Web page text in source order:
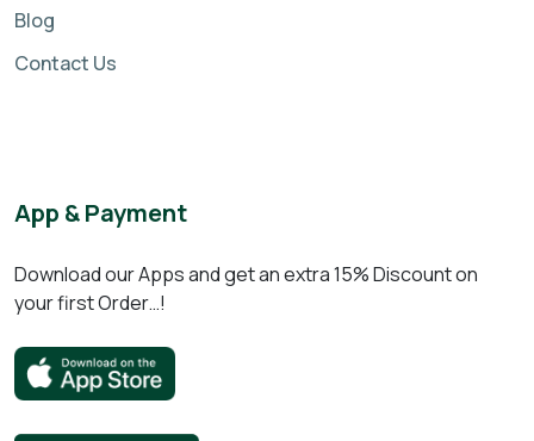
Blog
Contact Us
App & Payment
Download our Apps and get an extra 15% Discount on
your first Order…!